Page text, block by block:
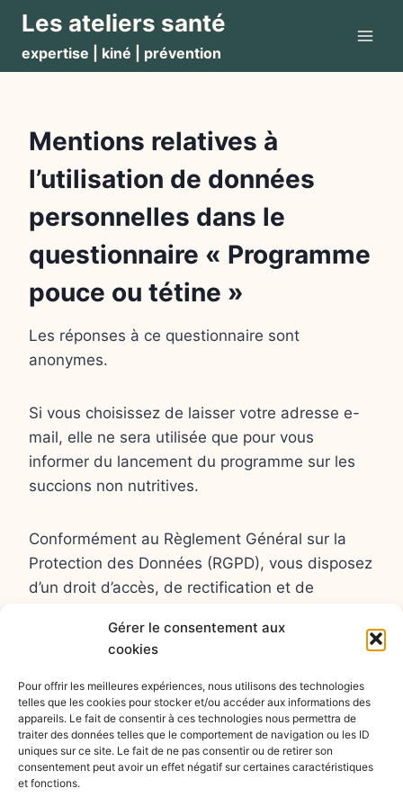
Gérer le consentement aux
cookies
Pour offrir les meilleures expériences, nous utilisons des technologies
telles que les cookies pour stocker et/ou accéder aux informations des
appareils. Le fait de consentir à ces technologies nous permettra de
traiter des données telles que le comportement de navigation ou les ID
uniques sur ce site. Le fait de ne pas consentir ou de retirer son
consentement peut avoir un effet négatif sur certaines caractéristiques
et fonctions.
Aller
contenu
Les ateliers santé
expertise | kiné | prévention
Mentions relatives à
l’utilisation de données
personnelles dans le
questionnaire « Programme
pouce ou tétine »
Les réponses à ce questionnaire sont
anonymes.
Si vous choisissez de laisser votre adresse e-
mail, elle ne sera utilisée que pour vous
informer du lancement du programme sur les
succions non nutritives.
Conformément au Règlement Général sur la
Protection des Données (RGPD), vous disposez
d’un droit d’accès, de rectification et de
exercer ces droits à tout moment en écrivant à
thomas.peron@kineperon.fr
Votre adresse e-mail ne sera jamais partagée
avec des tiers et sera supprimée à votre
demande ou au plus tard 2 ans après la fin de
ce projet.